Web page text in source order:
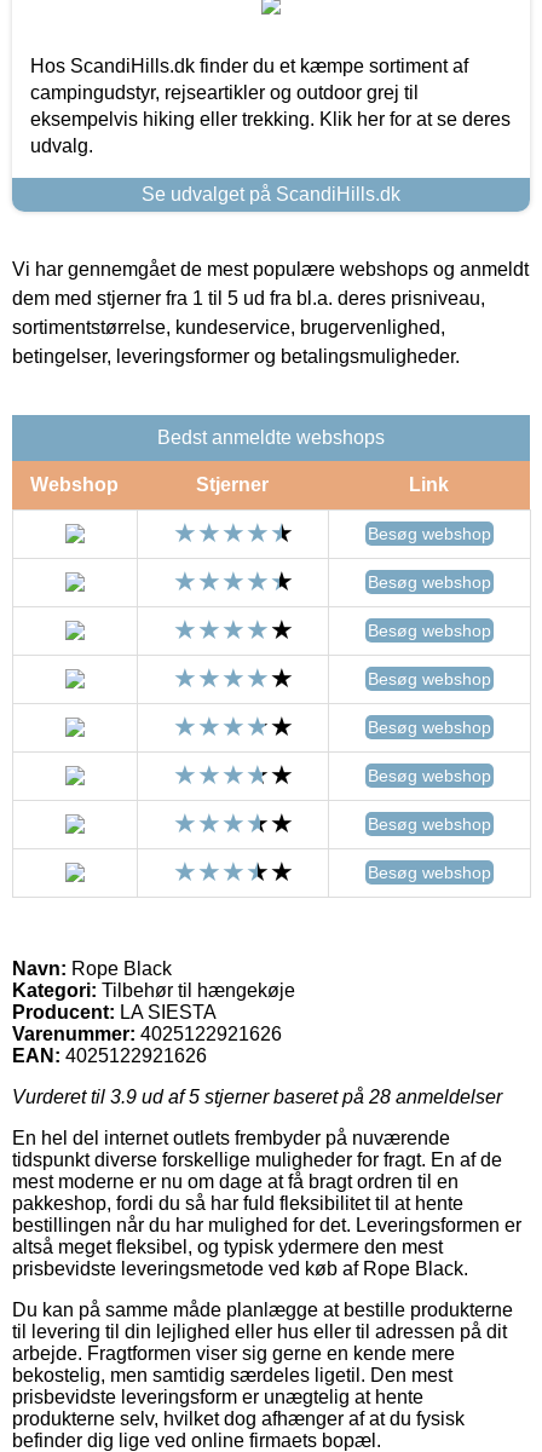
Hos ScandiHills.dk finder du et kæmpe sortiment af
campingudstyr, rejseartikler og outdoor grej til
eksempelvis hiking eller trekking. Klik her for at se deres
udvalg.
Se udvalget på ScandiHills.dk
Vi har gennemgået de mest populære webshops og anmeldt
dem med stjerner fra 1 til 5 ud fra bl.a. deres prisniveau,
sortimentstørrelse, kundeservice, brugervenlighed,
betingelser, leveringsformer og betalingsmuligheder.
Bedst anmeldte webshops
Webshop Stjerner Link
Besøg webshop
Besøg webshop
Besøg webshop
Besøg webshop
Besøg webshop
Besøg webshop
Besøg webshop
Besøg webshop
Navn: Rope Black
Kategori: Tilbehør til hængekøje
Producent: LA SIESTA
Varenummer: 4025122921626
EAN: 4025122921626
Vurderet til 3.9 ud af 5 stjerner baseret på 28 anmeldelser
En hel del internet outlets frembyder på nuværende
tidspunkt diverse forskellige muligheder for fragt. En af de
mest moderne er nu om dage at få bragt ordren til en
pakkeshop, fordi du så har fuld fleksibilitet til at hente
bestillingen når du har mulighed for det. Leveringsformen er
altså meget fleksibel, og typisk ydermere den mest
prisbevidste leveringsmetode ved køb af Rope Black.
Du kan på samme måde planlægge at bestille produkterne
til levering til din lejlighed eller hus eller til adressen på dit
arbejde. Fragtformen viser sig gerne en kende mere
bekostelig, men samtidig særdeles ligetil. Den mest
prisbevidste leveringsform er unægtelig at hente
produkterne selv, hvilket dog afhænger af at du fysisk
befinder dig lige ved online firmaets bopæl.